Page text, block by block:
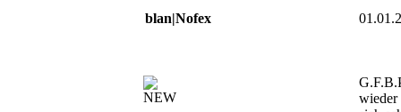
blan|Nofex
NEW
wieder